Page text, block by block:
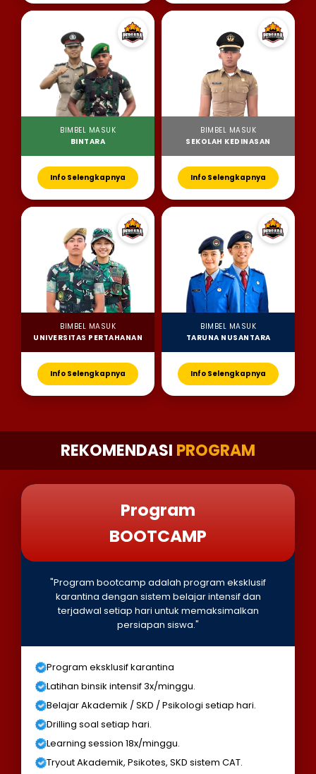
BIMBEL MASUK
BINTARA
Info Selengkapnya
BIMBEL MASUK
SEKOLAH KEDINASAN
Info Selengkapnya
BIMBEL MASUK
UNIVERSITAS PERTAHANAN
Info Selengkapnya
BIMBEL MASUK
TARUNA NUSANTARA
Info Selengkapnya
REKOMENDASI PROGRAM
Program
BOOTCAMP
"Program bootcamp adalah program eksklusif
karantina dengan sistem belajar intensif dan
terjadwal setiap hari untuk memaksimalkan
persiapan siswa."
Program eksklusif karantina
Latihan binsik intensif 3x/minggu.
Belajar Akademik / SKD / Psikologi setiap hari.
Drilling soal setiap hari.
Learning session 18x/minggu.
Tryout Akademik, Psikotes, SKD sistem CAT.